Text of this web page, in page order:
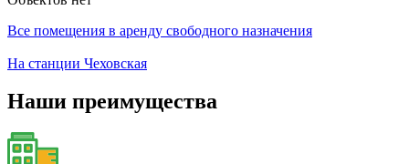
Все помещения в аренду свободного назначения
На станции Чеховская
Наши преимущества